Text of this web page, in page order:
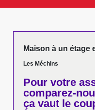
Maison à un étage
Les Méchins
Pour votre
comparez-
ça vaut le